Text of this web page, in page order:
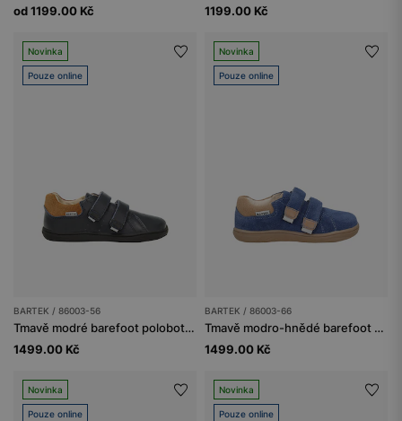
od 1199.00 Kč
1199.00 Kč
Novinka
Pouze online
BARTEK / 86003-56
Tmavě modré barefoot polobotky pro děti BARTEK 86003-56
1499.00 Kč
Novinka
Pouze online
BARTEK / 86003-66
Tmavě modro-hnědé barefoot boty s reflexními prvky BARTEK 86003-66
1499.00 Kč
Novinka
Pouze online
Novinka
Pouze online